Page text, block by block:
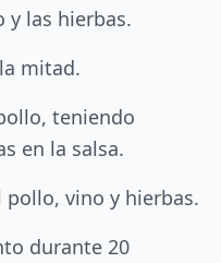
y las hierbas.
mitad.
teniendo
en la salsa.
vino y hierbas.
durante 20